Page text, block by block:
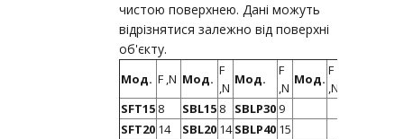
чистою поверхнею. Дані можуть
відрізнятися залежно від поверхні
об'єкту.
Мод. F ,N Мод.
F
,N
Мод.
F
,N
Мод.
F
,N
SFT15 8 SBL15 8 SBLP309
SFT20 14 SBL20 14 SBLP40 15